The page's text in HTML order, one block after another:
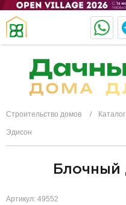
Строительство домов
Эдисон
Блочный
Артикул: 49552